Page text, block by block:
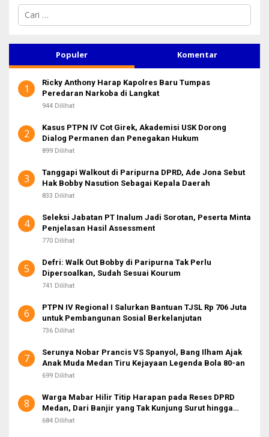
C
i
n
u
k
Populer Komentar
1
Ricky Anthony Harap Kapolres Baru Tumpas
Peredaran Narkoba di Langkat
944 Dilihat
2
Kasus PTPN IV Cot Girek, Akademisi USK Dorong
Dialog Permanen dan Penegakan Hukum
899 Dilihat
3
Tanggapi Walkout di Paripurna DPRD, Ade Jona Sebut
Hak Bobby Nasution Sebagai Kepala Daerah
833 Dilihat
4
Seleksi Jabatan PT Inalum Jadi Sorotan, Peserta Minta
Penjelasan Hasil Assessment
770 Dilihat
5
Defri: Walk Out Bobby di Paripurna Tak Perlu
Dipersoalkan, Sudah Sesuai Kourum
741 Dilihat
6
PTPN IV Regional I Salurkan Bantuan TJSL Rp 706 Juta
untuk Pembangunan Sosial Berkelanjutan
736 Dilihat
7
Serunya Nobar Prancis VS Spanyol, Bang Ilham Ajak
Anak Muda Medan Tiru Kejayaan Legenda Bola 80-an
699 Dilihat
8
Warga Mabar Hilir Titip Harapan pada Reses DPRD
Medan, Dari Banjir yang Tak Kunjung Surut hingga
Layanan IKD
684 Dilihat